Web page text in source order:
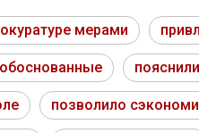
мерами
позволило